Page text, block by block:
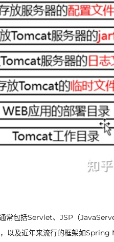
常包括Servlet、JSP（
以及近年来流行的框架如